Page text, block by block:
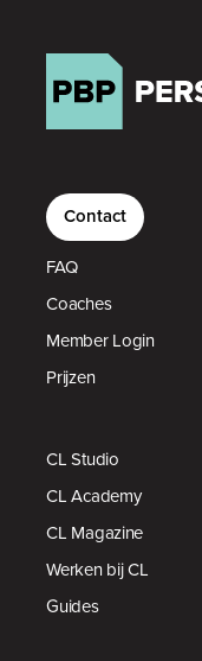
Contact
FAQ
Coaches
Member Login
Prijzen
CL Studio
CL Academy
CL Magazine
Werken bij CL
Guides